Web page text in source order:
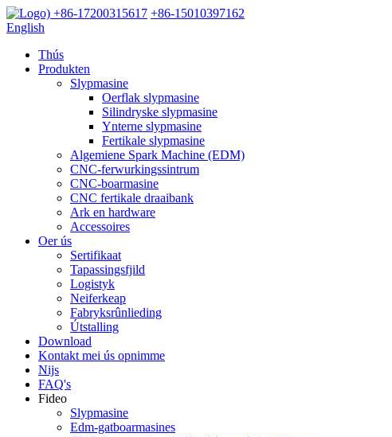
+86-17200315617 +86-15010397162
English
Thús
Produkten
Slypmasine
Oerflak slypmasine
Silindryske slypmasine
Ynterne slypmasine
Fertikale slypmasine
Algemiene Spark Machine (EDM)
CNC-ferwurkingssintrum
CNC-boarmasine
CNC fertikale draaibank
Ark en hardware
Accessoires
Oer ús
Sertifikaat
Tapassingsfjild
Logistyk
Neiferkeap
Fabryksrûnlieding
Útstalling
Download
Kontakt mei ús opnimme
Nijs
FAQ's
Fideo
Slypmasine
Edm-gatboarmasines